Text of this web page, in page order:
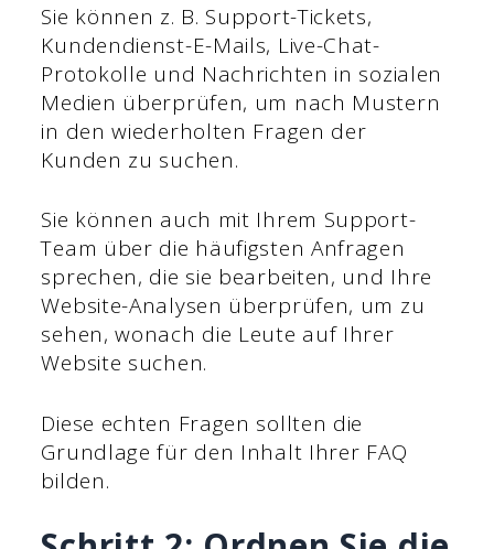
Sie können z. B. Support-Tickets,
Kundendienst-E-Mails, Live-Chat-
Protokolle und Nachrichten in sozialen
Medien überprüfen, um nach Mustern
in den wiederholten Fragen der
Kunden zu suchen.
Sie können auch mit Ihrem Support-
Team über die häufigsten Anfragen
sprechen, die sie bearbeiten, und Ihre
Website-Analysen überprüfen, um zu
sehen, wonach die Leute auf Ihrer
Website suchen.
Diese echten Fragen sollten die
Grundlage für den Inhalt Ihrer FAQ
bilden.